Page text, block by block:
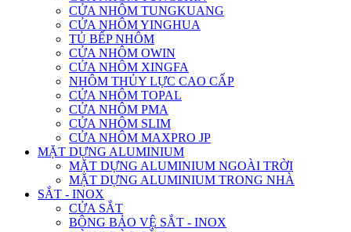
CỬA NHÔM TUNGKUANG
CỬA NHÔM YINGHUA
TỦ BẾP NHÔM
CỬA NHÔM OWIN
CỬA NHÔM XINGFA
NHÔM THỦY LỰC CAO CẤP
CỬA NHÔM TOPAL
CỬA NHÔM PMA
CỬA NHÔM SLIM
CỬA NHÔM MAXPRO JP
MẶT DỰNG ALUMINIUM
MẶT DỰNG ALUMINIUM NGOÀI TRỜI
MẶT DỰNG ALUMINIUM TRONG NHÀ
SẮT - INOX
CỬA SẮT
BÔNG BẢO VỆ SẮT - INOX